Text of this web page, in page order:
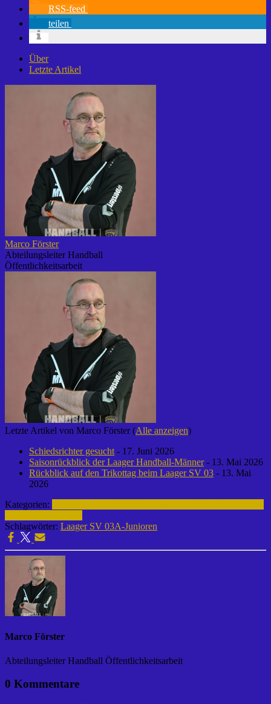
RSS-feed
teilen
Über
Letzte Artikel
Marco Förster
Abteilungsleiter Handball
Öffentlichkeitsarbeit
Letzte Artikel von Marco Förster(Alle anzeigen)
Schiedsrichter gesucht - 17. Juni 2026
Saisonrückblick der Laager Handball-Männer- 13. Mai 2026
Rückblick auf den Trikottag beim Laager SV 03 - 13. Mai
2026
Kategorien:
Schlagwörter: Laager SV 03A-Junioren
Marco Förster
Abteilungsleiter Handball Öffentlichkeitsarbeit
0 Kommentare